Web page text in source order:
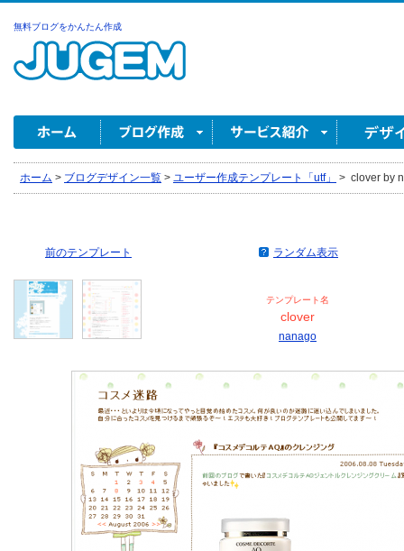
無料ブログをかんたん作成
ホーム > ブログデザイン一覧 > ユーザー作成テンプレート「utf」 > clover by
前のテンプレート ランダム表示
テンプレート名
clover
nanago